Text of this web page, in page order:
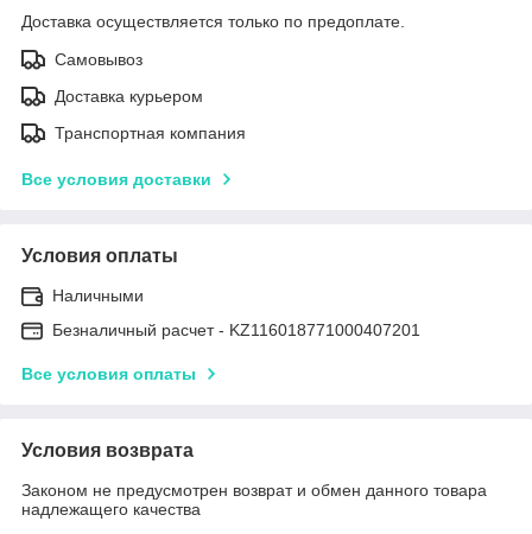
Доставка осуществляется только по предоплате.
Самовывоз
Доставка курьером
Транспортная компания
Все условия доставки
Условия оплаты
Наличными
Безналичный расчет - KZ116018771000407201
Все условия оплаты
Условия возврата
Законом не предусмотрен возврат и обмен данного товара
надлежащего качества